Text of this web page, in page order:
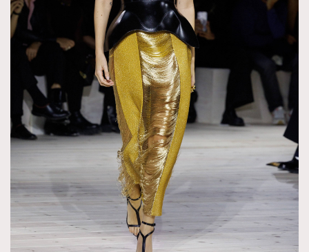
TRENDING
AFrenchMind
DressLikeAParisienne
EmpowerF
FashionWeek FigaroAesthetic